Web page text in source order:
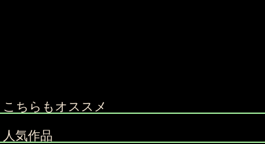
こちらもオススメ
人気作品